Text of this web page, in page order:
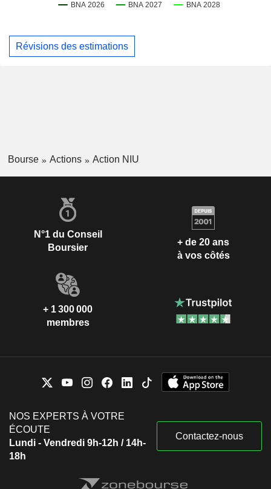
Révisions des estimations
Bourse Actions Action NIU
N°1 du Conseil
Boursier
+ de 20 ans
à vos côtés
+ 1 300 000
membres
NOS EXPERTS À VOTRE
ÉCOUTE
Lundi - Vendredi 9h-12h / 14h-
18h
Contactez-nous